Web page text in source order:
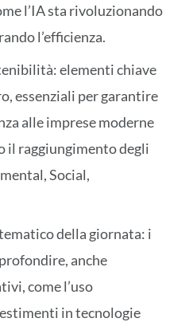
l’IA sta rivoluzionando
l’efficienza.
elementi chiave
essenziali per garantire
alle imprese moderne
il raggiungimento degli
Social,
della giornata: i
anche
come l’uso
in tecnologie